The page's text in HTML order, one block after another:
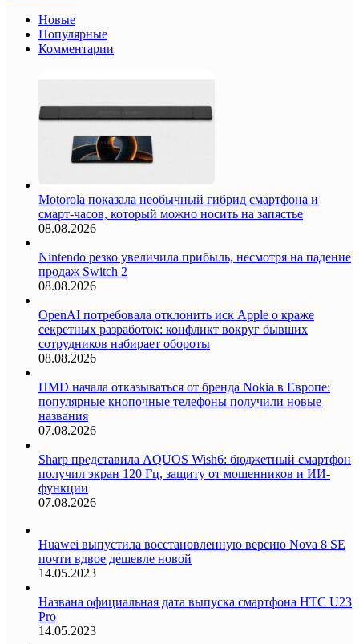
Новые
Популярные
Комментарии
Motorola показала необычный гибрид смартфона и
смарт-часов, который можно носить на запястье
08.08.2026
Nintendo резко увеличила прибыль, несмотря на падение
продаж Switch 2
08.08.2026
OpenAI потребовала отклонить иск Apple о краже
секретных разработок: конфликт вокруг бывших
сотрудников набирает обороты
08.08.2026
HMD начала отказываться от бренда Nokia в Европе:
популярные кнопочные телефоны получили новые
названия
07.08.2026
Sharp представила AQUOS Wish6: бюджетный смартфон
получил экран 120 Гц, защиту от мошенников и ИИ-
функции
07.08.2026
Huawei выпустила восстановленную версию Nova 8 SE
почти вдвое дешевле новой
14.05.2023
Названа официальная дата выпуска смартфона HTC U23
Pro
14.05.2023